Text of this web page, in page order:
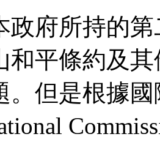
所持的第
和平條約及
。但是根據